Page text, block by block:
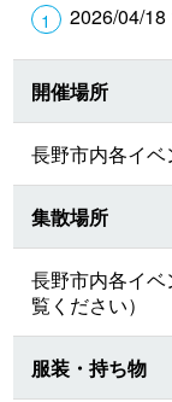
2026/04/18
開催場所
長野市内各イ
集散場所
長野市内各イ
覧ください）
服装・持ち物